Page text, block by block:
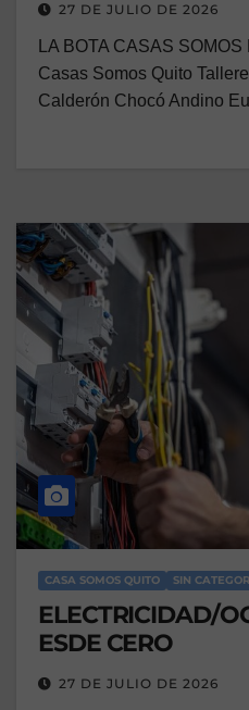
27 DE JULIO DE 2026
LA BOTA CASAS
Casas Somos Quito
Calderón Chocó Andino
CASA SOMOS QUITO SIN
ELECTRICIDAD/
ESDE CERO
27 DE JULIO DE 2026